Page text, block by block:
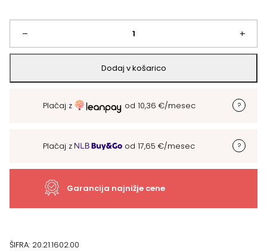
bila:
229,18 €.
211,78 €.
–
Nočna
omarica
Romantica,
dimenzije
x
+
Dodaj v košarico
Plačaj z od 10,36 €/mesec
Plačaj z od 17,65 €/mesec
Garancija najnižje cene
ŠIFRA: 20.21.1602.00